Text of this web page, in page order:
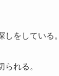
をしている。
れる。